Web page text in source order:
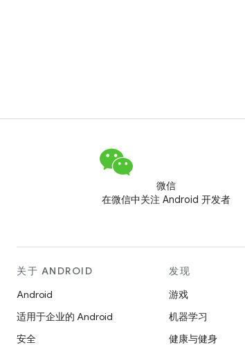
微信
在微信中关注 Android 开发者
关于 ANDROID
Android
适用于企业的 Android
安全
发现
游戏
机器学习
健康与健身